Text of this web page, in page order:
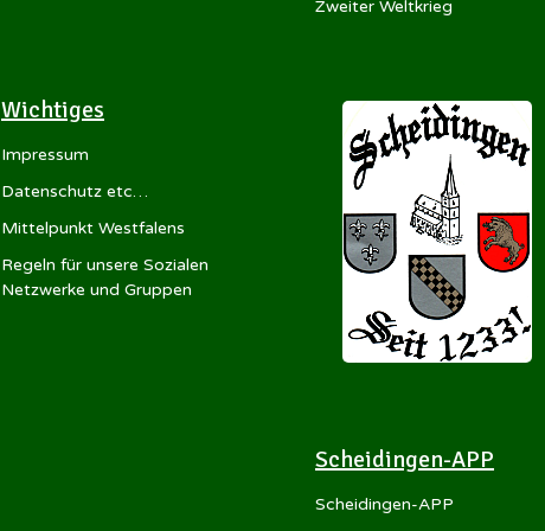
Zweiter Weltkrieg
Wichtiges
Impressum
Datenschutz etc…
Mittelpunkt Westfalens
Regeln für unsere Sozialen
Netzwerke und Gruppen
Scheidingen-APP
Scheidingen-APP